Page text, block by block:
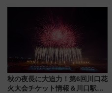
今年も発売 秋・早春に千葉県を
巡るなら使い勝手・コスパ抜群
秋の夜長に大迫力！第6回川口花
火大会チケット情報＆川口駅か